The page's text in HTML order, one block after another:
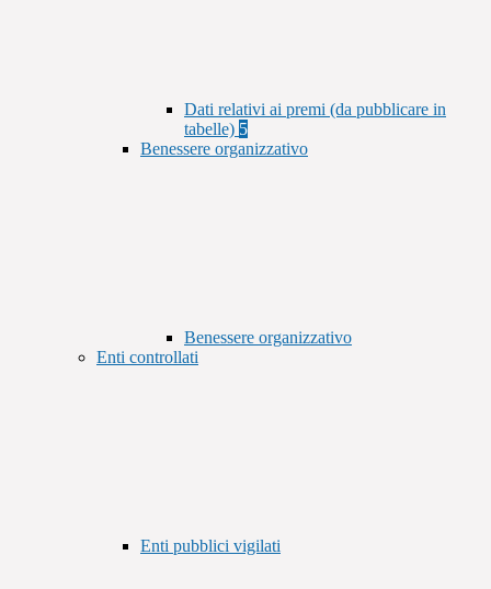
Dati relativi ai premi (da pubblicare in
tabelle) 5
Benessere organizzativo
Benessere organizzativo
Enti controllati
Enti pubblici vigilati